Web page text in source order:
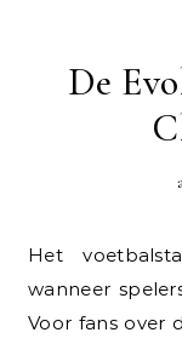
De
Het voetbalstadion gonst van de opwinding
wanneer
Voor fans over